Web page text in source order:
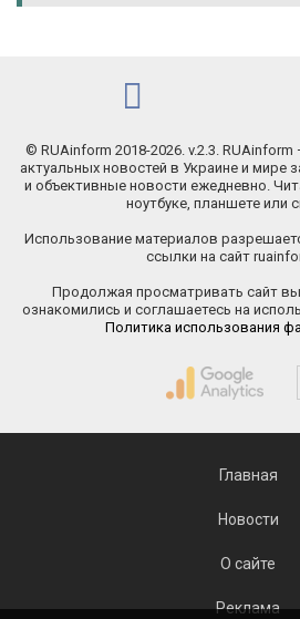
© RUAinform 2018-2026. v.2.3.
актуальных новостей в Украине и мире
и объективные новости ежедневно.
ноутбуке, планшете или
Использование материалов
ссылки на сайт
Продолжая просматривать сайт
ознакомились и соглашаетесь на
Политика использования
Главная
Новости
О сайте
Реклама